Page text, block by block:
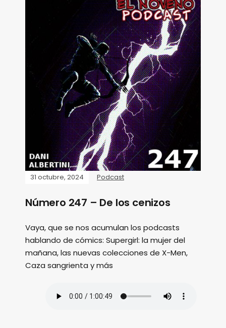
31 octubre, 2024 Podcast
Número 247 – De los cenizos
Vaya, que se nos acumulan los podcasts
hablando de cómics: Supergirl: la mujer del
mañana, las nuevas colecciones de X-Men,
Caza sangrienta y más